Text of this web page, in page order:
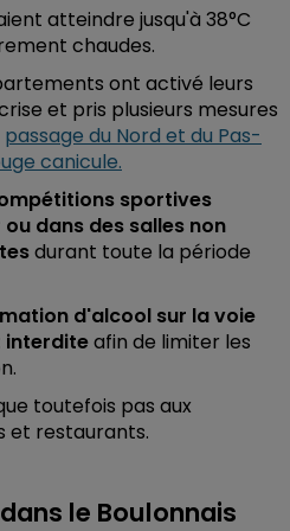
atteindre jusqu'à 38°C
chaudes.
ont activé leurs
et pris plusieurs mesures
passage du Nord et du Pas-
canicule.
sportives
dans des salles non
durant toute la période
d'alcool sur la voie
interditeafin de limiter les
toutefois pas aux
et restaurants.
le Boulonnais